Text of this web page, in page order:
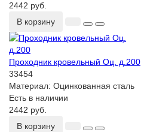
2442 руб.
В корзину
Проходник кровельный Оц. д.200
33454
Материал: Оцинкованная сталь
Есть в наличии
2442 руб.
В корзину